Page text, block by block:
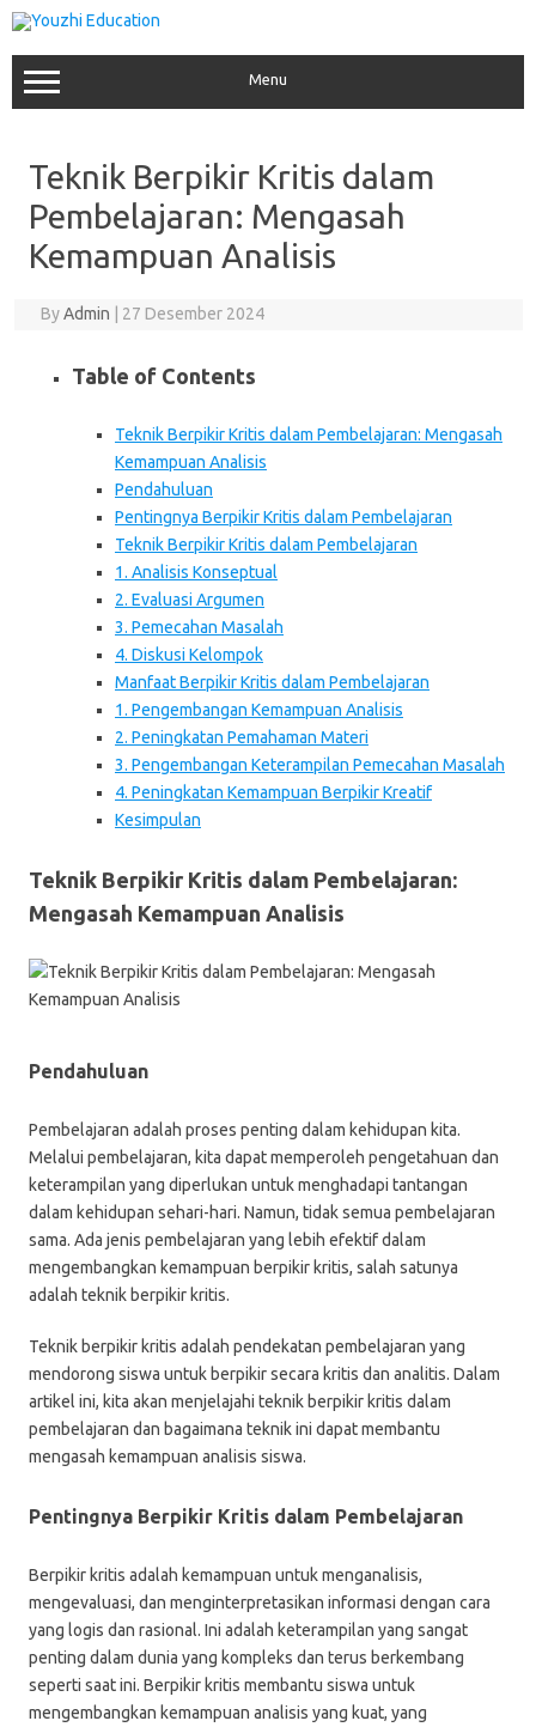
Skip
to
content
Menu
Teknik Berpikir Kritis dalam
Pembelajaran: Mengasah
Kemampuan Analisis
ByAdmin 27 Desember 2024
Table of Contents
Teknik Berpikir Kritis dalam Pembelajaran: Mengasah
Kemampuan Analisis
Pendahuluan
Pentingnya Berpikir Kritis dalam Pembelajaran
Teknik Berpikir Kritis dalam Pembelajaran
1. Analisis Konseptual
2. Evaluasi Argumen
3. Pemecahan Masalah
4. Diskusi Kelompok
Manfaat Berpikir Kritis dalam Pembelajaran
1. Pengembangan Kemampuan Analisis
2. Peningkatan Pemahaman Materi
3. Pengembangan Keterampilan Pemecahan Masalah
4. Peningkatan Kemampuan Berpikir Kreatif
Kesimpulan
Teknik Berpikir Kritis dalam Pembelajaran:
Mengasah Kemampuan Analisis
Pendahuluan
Pembelajaran adalah proses penting dalam kehidupan kita.
Melalui pembelajaran, kita dapat memperoleh pengetahuan dan
keterampilan yang diperlukan untuk menghadapi tantangan
dalam kehidupan sehari-hari. Namun, tidak semua pembelajaran
sama. Ada jenis pembelajaran yang lebih efektif dalam
mengembangkan kemampuan berpikir kritis, salah satunya
adalah teknik berpikir kritis.
Teknik berpikir kritis adalah pendekatan pembelajaran yang
mendorong siswa untuk berpikir secara kritis dan analitis. Dalam
artikel ini, kita akan menjelajahi teknik berpikir kritis dalam
pembelajaran dan bagaimana teknik ini dapat membantu
mengasah kemampuan analisis siswa.
Pentingnya Berpikir Kritis dalam Pembelajaran
Berpikir kritis adalah kemampuan untuk menganalisis,
mengevaluasi, dan menginterpretasikan informasi dengan cara
yang logis dan rasional. Ini adalah keterampilan yang sangat
penting dalam dunia yang kompleks dan terus berkembang
seperti saat ini. Berpikir kritis membantu siswa untuk
mengembangkan kemampuan analisis yang kuat, yang